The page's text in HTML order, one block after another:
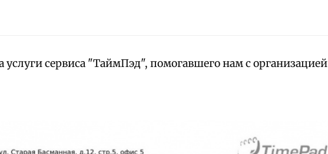
услуги сервиса "ТаймПэд", помогавшего нам с организацией